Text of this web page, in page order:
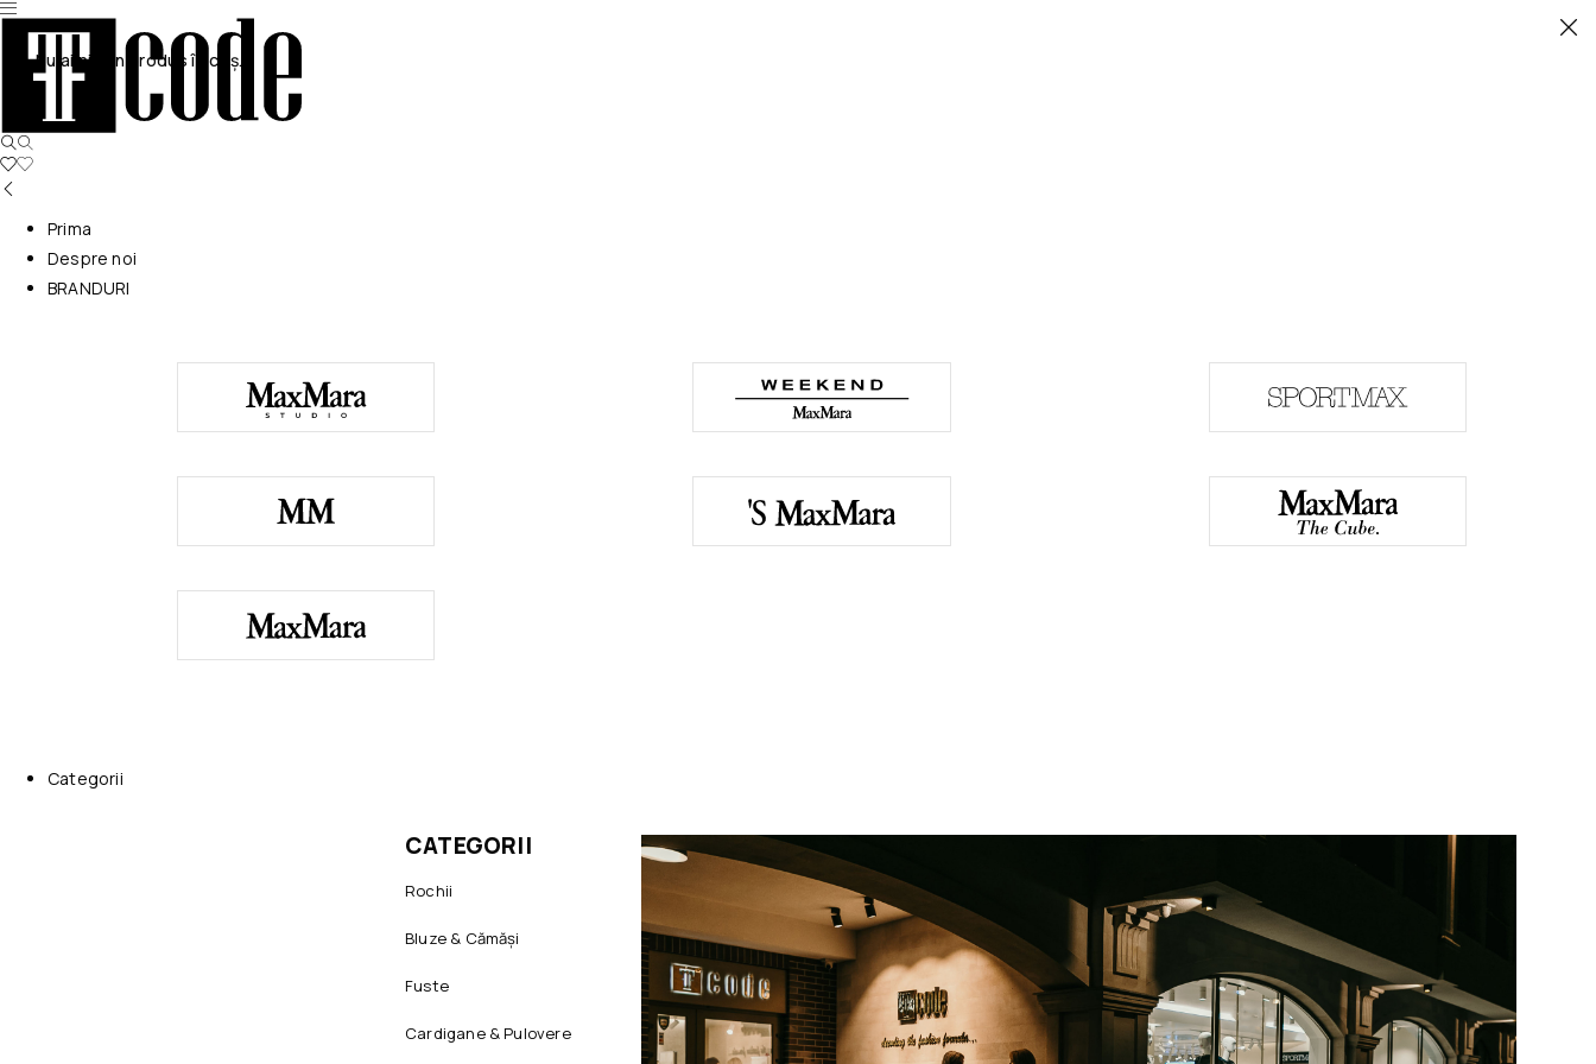
Nu ai niciun produs în coș.
Prima
Despre noi
BRANDURI
Categorii
CATEGORII
Rochii
Bluze & Cămăși
Fuste
Cardigane & Pulovere